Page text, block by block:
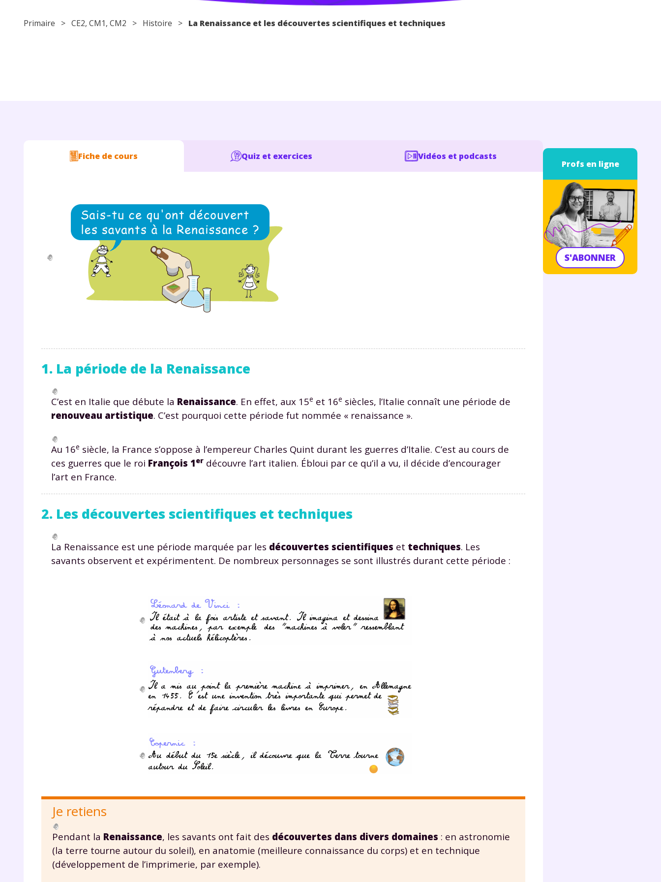
Primaire > CE2, CM1, CM2 > Histoire > La Renaissance et les découvertes scientifiques et techniques
Fiche de cours Quiz et exercices Vidéos et podcasts
1. La période de la Renaissance
C’est en Italie que débute la Renaissance. En effet, aux 15e et 16e siècles, l’Italie connaît une période de
renouveau artistique. C’est pourquoi cette période fut nommée « renaissance ».
Au 16e siècle, la France s’oppose à l’empereur Charles Quint durant les guerres d’Italie. C’est au cours de
ces guerres que le roi François 1er découvre l’art italien. Ébloui par ce qu’il a vu, il décide d’encourager
l’art en France.
2. Les découvertes scientifiques et techniques
La Renaissance est une période marquée par les découvertes scientifiques et techniques. Les
savants observent et expérimentent. De nombreux personnages se sont illustrés durant cette période :
Je retiens
Pendant la Renaissance, les savants ont fait des découvertes dans divers domaines : en astronomie
(la terre tourne autour du soleil), en anatomie (meilleure connaissance du corps) et en technique
(développement de l’imprimerie, par exemple).
Profs en ligne
S'ABONNER
réussir votre année scolaire ?
notre plateforme de soutien scolaire !
Fiches de cours et vidéos